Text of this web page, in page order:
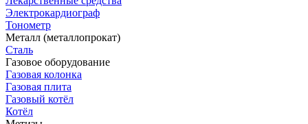
Электрокардиограф
Тонометр
Металл (металлопрокат)
Сталь
Газовое оборудование
Газовая колонка
Газовая плита
Газовый котёл
Котёл